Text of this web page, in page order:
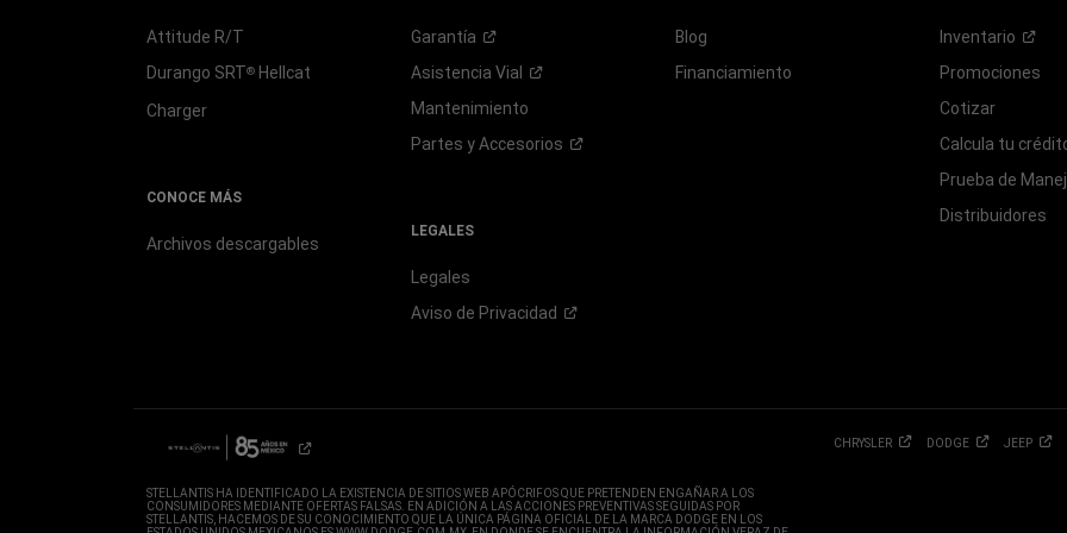
Attitude R/T
Durango SRT®Hellcat
Charger
CONOCE MÁS
Archivos descargables
Garantía
Asistencia Vial
Mantenimiento
Partes yAccesorios
LEGALES
Legales
Aviso de Privacidad
Blog
Financiamiento
Inventario
Promociones
Cotizar
Calcula tu
Prueba de
Distribuidores
CHRYSLER DODGE JEEP
STELLANTIS HA IDENTIFICADO LA EXISTENCIA DE SITIOS WEB APÓCRIFOS QUE PRETENDEN ENGAÑAR A LOS
CONSUMIDORES MEDIANTE OFERTAS FALSAS. EN ADICIÓN A LAS ACCIONES PREVENTIVAS SEGUIDAS POR
STELLANTIS, HACEMOS DE SU CONOCIMIENTO QUE LA ÚNICA PÁGINA OFICIAL DE LA MARCA DODGE EN LOS